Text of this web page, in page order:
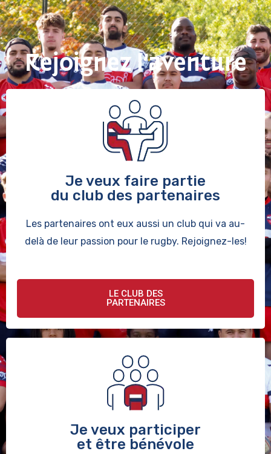
Rejoignez l’aventure
Je veux faire partie
du club des partenaires
Les partenaires ont eux aussi un club qui va au-
delà de leur passion pour le rugby. Rejoignez-les!
LE CLUB DES
PARTENAIRES
Je veux participer
et être bénévole